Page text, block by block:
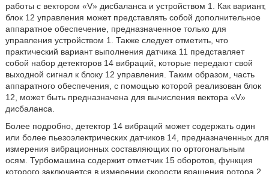
работы с вектором «V» дисбаланса и устройством 1. Как вариант,
блок 12 управления может представлять собой дополнительное
аппаратное обеспечение, предназначенное только для
управления устройством 1. Также следует отметить, что
практический вариант выполнения датчика 11 представляет
собой набор детекторов 14 вибраций, которые передают свой
выходной сигнал к блоку 12 управления. Таким образом, часть
аппаратного обеспечения, с помощью которой реализован блок
12, может быть предназначена для вычисления вектора «V»
дисбаланса.
Более подробно, детектор 14 вибраций может содержать один
или более пьезоэлектрических датчиков 14, предназначенных для
измерения вибрационных составляющих по ортогональным
осям. Турбомашина содержит отметчик 15 оборотов, функция
которого заключается в измерении скорости вращения ротора 2.